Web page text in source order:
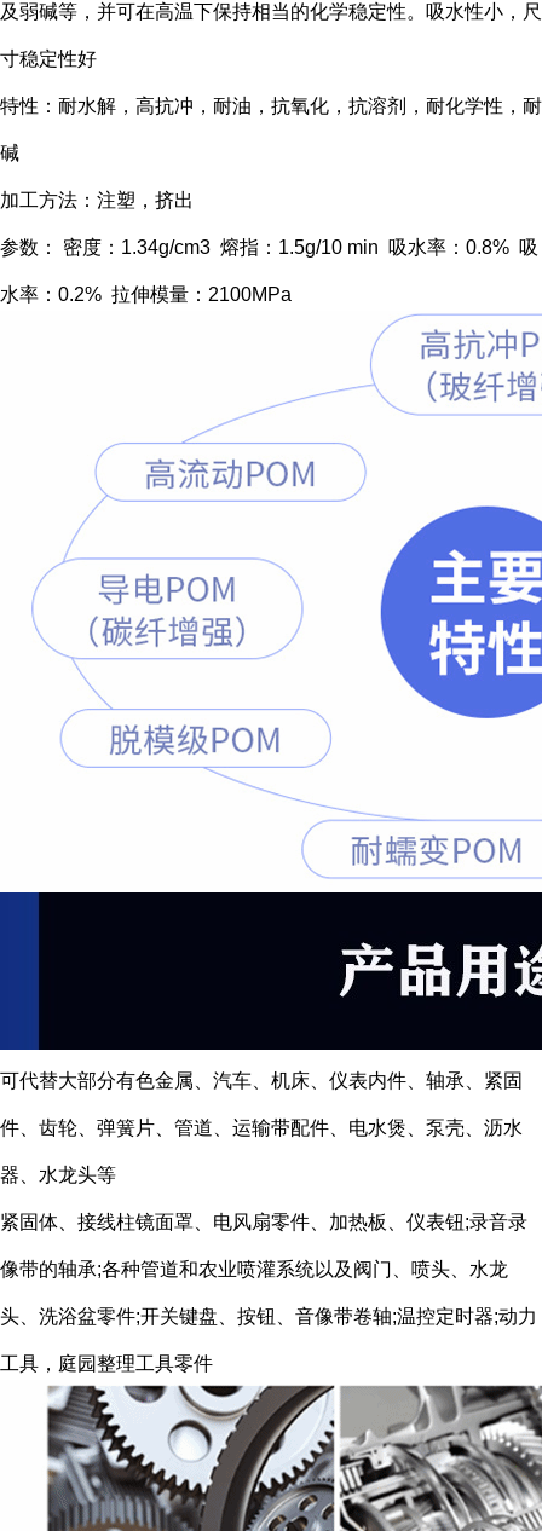
及弱碱等，并可在高温下保持相当的化学稳定性。吸水性小，尺
寸稳定性好
特性：耐水解，高抗冲，耐油，抗氧化，抗溶剂，耐化学性，耐
碱
加工方法：注塑，挤出
参数： 密度：1.34g/cm3 熔指：1.5g/10 min 吸水率：0.8% 吸
水率：0.2% 拉伸模量：2100MPa
可代替大部分有色金属、汽车、机床、仪表内件、轴承、紧固
件、齿轮、弹簧片、管道、运输带配件、电水煲、泵壳、沥水
器、水龙头等
紧固体、接线柱镜面罩、电风扇零件、加热板、仪表钮;录音录
像带的轴承;各种管道和农业喷灌系统以及阀门、喷头、水龙
头、洗浴盆零件;开关键盘、按钮、音像带卷轴;温控定时器;动力
工具，庭园整理工具零件